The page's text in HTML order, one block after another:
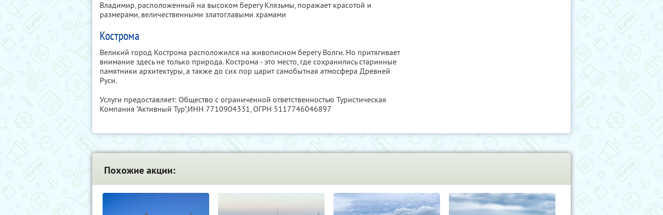
Владимир, расположенный на высоком берегу Клязьмы, поражает красотой и
размерами, величественными златоглавыми храмами
Кострома
Великий город Кострома расположился на живописном берегу Волги. Но притягивает
внимание здесь не только природа. Кострома - это место, где сохранились старинные
памятники архитектуры, а также до сих пор царит самобытная атмосфера Древней
Руси.
Услуги предоставляет: Общество с ограниченной ответственностью Туристическая
Компания "Активный Тур",ИНН 7710904331, ОГРН 5117746046897
Похожие акции: